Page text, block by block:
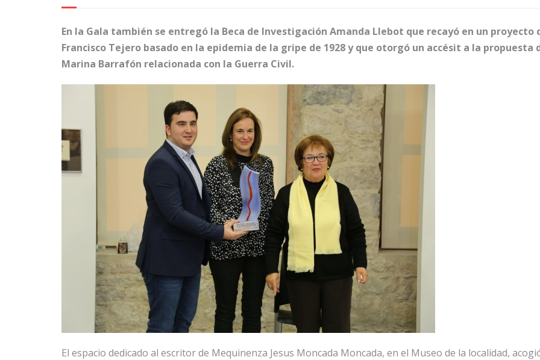
En la Gala también se entregó la Beca de Investigación Amanda Llebot que recayó en un proyecto
Francisco Tejero basado en la epidemia de la gripe de 1928 y que otorgó un accésit a la propuesta
Marina Barrafón relacionada con la Guerra Civil.
El espacio dedicado al escritor de Mequinenza Jesus Moncada Moncada, en el Museo de la localidad,